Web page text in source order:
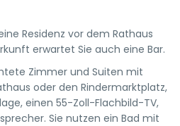
Residenz vor dem Rathaus
erwartet Sie auch eine Bar.
Zimmer und Suiten mit
oder den Rindermarktplatz,
einen 55-Zoll-Flachbild-TV,
Sie nutzen ein Bad mit